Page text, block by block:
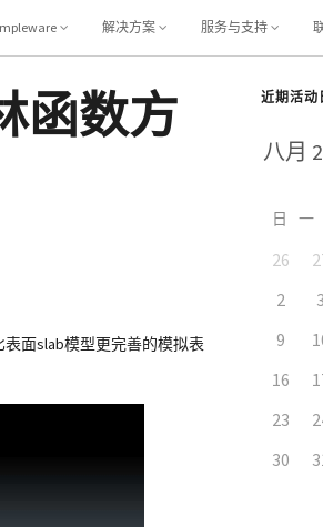
解决方案 服务与支持
函数方
面slab模型更完善的模拟表
近期活动
日
26
2
3
9
16
23
30